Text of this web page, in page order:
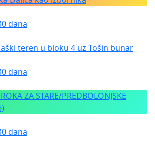
dana
teren u bloku 4 uz Tošin bunar
dana
ZA STARE/PREDBOLONJSKE
dana